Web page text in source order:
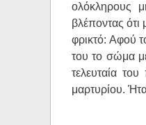
ολόκληρους
βλέποντας
φρικτό: Αφού
του το σώμα
τελευταία
μαρτυρίου.